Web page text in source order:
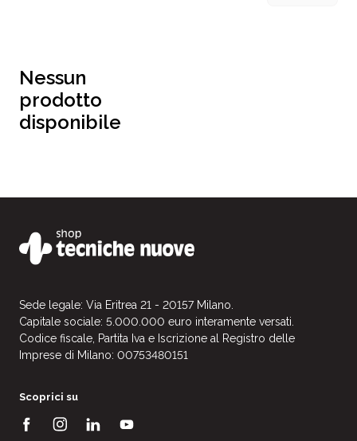
Nessun
prodotto
disponibile
Sede legale: Via Eritrea 21 - 20157 Milano.
Capitale sociale: 5.000.000 euro interamente versati.
Codice fiscale, Partita Iva e Iscrizione al Registro delle
Imprese di Milano: 00753480151
Scoprici su